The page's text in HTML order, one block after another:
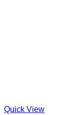
Quick View